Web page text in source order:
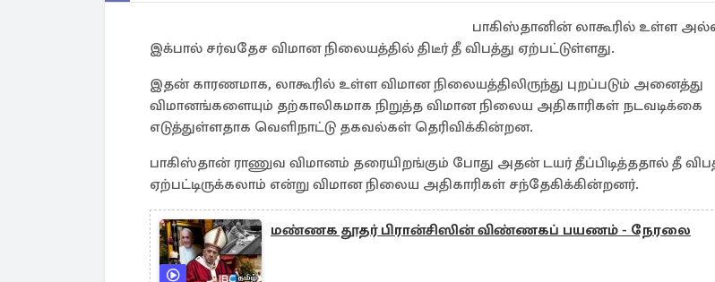
பாகிஸ்தானின் லாகூரில் உள்ள
இக்பால் சர்வதேச விமான நிலையத்தில் திடீர் தீ விபத்து ஏற்பட்டுள்ளது.
இதன் காரணமாக, லாகூரில் உள்ள விமான நிலையத்திலிருந்து புறப்படும் அனைத்து
விமானங்களையும் தற்காலிகமாக நிறுத்த விமான நிலைய அதிகாரிகள் நடவடிக்கை
எடுத்துள்ளதாக வெளிநாட்டு தகவல்கள் தெரிவிக்கின்றன.
பாகிஸ்தான் ராணுவ விமானம் தரையிறங்கும் போது அதன் டயர் தீப்பிடித்ததால் தீ
ஏற்பட்டிருக்கலாம் என்று விமான நிலைய அதிகாரிகள் சந்தேகிக்கின்றனர்.
மண்ணக தூதர் பிரான்சிஸின் விண்ணகப் பயணம் - நேரலை